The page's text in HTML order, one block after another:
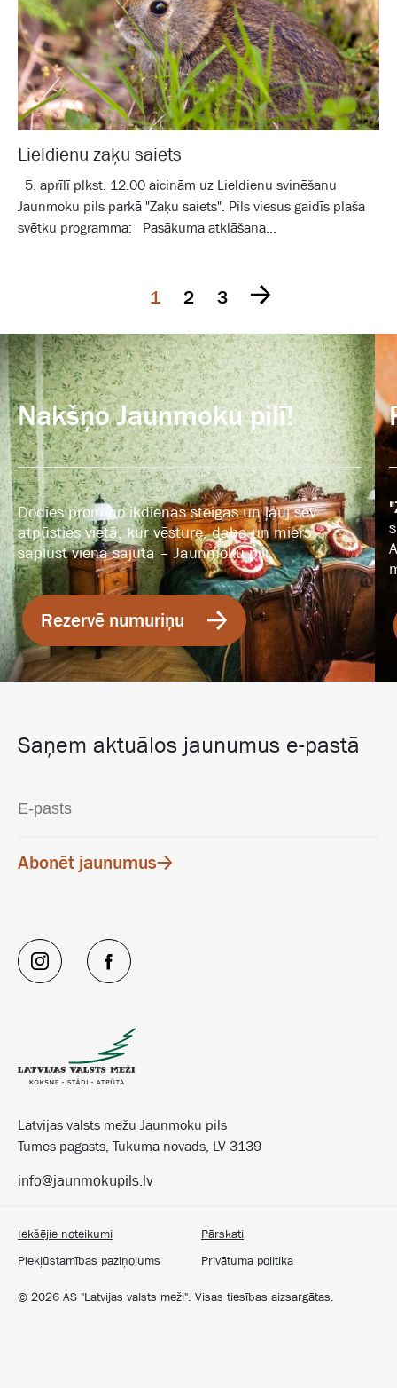
Lieldienu zaķu saiets
5. aprīlī plkst. 12.00 aicinām uz Lieldienu svinēšanu
Jaunmoku pils parkā "Zaķu saiets". Pils viesus gaidīs plaša
svētku programma: Pasākuma atklāšana...
1 2 3
Nakšņo Jaunmoku pilī!
Dodies prom no ikdienas steigas un ļauj sev
atpūsties vietā, kur vēsture, daba un miers
saplūst vienā sajūtā – Jaunmoku pilī.
Rezervē numuriņu
Latvijas valsts mežu Jaunmoku pils
Tumes pagasts, Tukuma novads, LV-3139
Saņem aktuālos jaunumus e-pastā
Abonēt jaunumus
© 2026 AS "Latvijas valsts meži". Visas tiesības aizsargātas.
Iekšējie noteikumi
Pārskati
Piekļūstamības paziņojums
Privātuma politika
info@jaunmokupils.lv